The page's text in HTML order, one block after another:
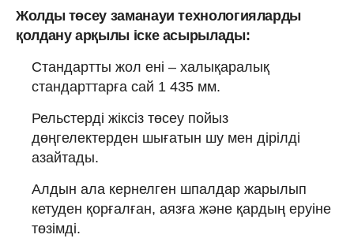
Жолды төсеу заманауи технологияларды
қолдану арқылы іске асырылады:
Стандартты жол ені – халықаралық
стандарттарға сай 1 435 мм.
Рельстерді жіксіз төсеу пойыз
дөңгелектерден шығатын шу мен дірілді
азайтады.
Алдын ала кернелген шпалдар жарылып
кетуден қорғалған, аязға және қардың еруіне
төзімді.